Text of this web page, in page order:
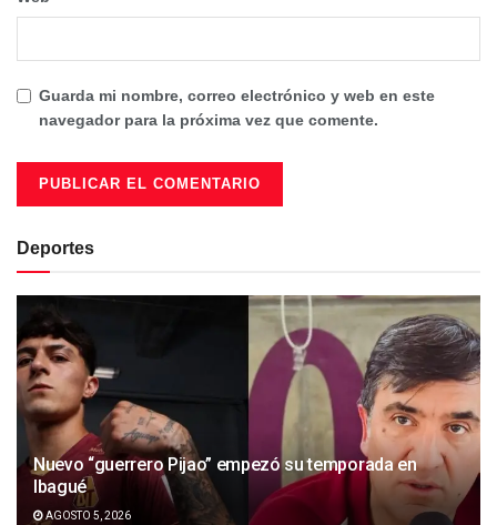
Guarda mi nombre, correo electrónico y web en este
navegador para la próxima vez que comente.
Deportes
Nuevo “guerrero Pijao” empezó su temporada en
Ibagué
AGOSTO 5, 2026